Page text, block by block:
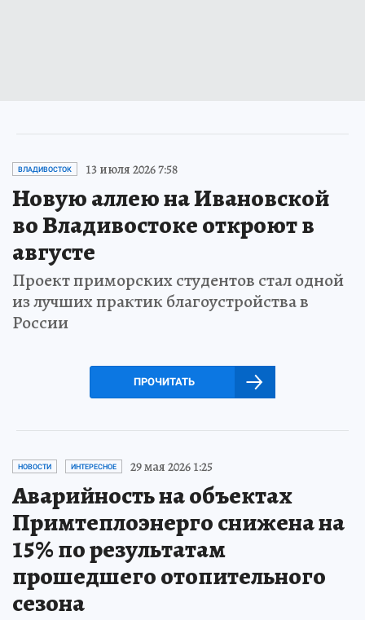
ВЛАДИВОСТОК 13 июля 2026 7:58
Новую аллею на Ивановской
во Владивостоке откроют в
августе
Проект приморских студентов стал одной
из лучших практик благоустройства в
России
ПРОЧИТАТЬ
НОВОСТИ ИНТЕРЕСНОЕ 29 мая 2026 1:25
Аварийность на объектах
Примтеплоэнерго снижена на
15% по результатам
прошедшего отопительного
сезона